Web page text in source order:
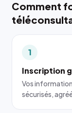
Comment
1
Inscription
Vos
sécurisés,